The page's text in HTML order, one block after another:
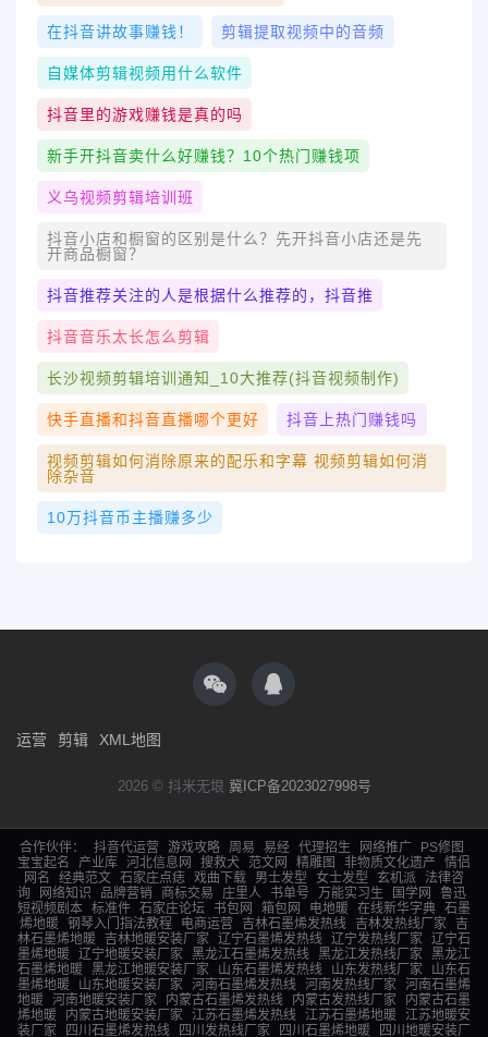
在抖音讲故事赚钱！ 剪辑提取视频中的音频
自媒体剪辑视频用什么软件
抖音里的游戏赚钱是真的吗
新手开抖音卖什么好赚钱？10个热门赚钱项
义乌视频剪辑培训班
抖音小店和橱窗的区别是什么？先开抖音小店还是先
开商品橱窗？
抖音推荐关注的人是根据什么推荐的，抖音推
抖音音乐太长怎么剪辑
长沙视频剪辑培训通知_10大推荐(抖音视频制作)
快手直播和抖音直播哪个更好 抖音上热门赚钱吗
视频剪辑如何消除原来的配乐和字幕 视频剪辑如何消
除杂音
10万抖音币主播赚多少
运营 剪辑 XML地图
2026 © 抖米无垠 冀ICP备2023027998号
合作伙伴： 抖音代运营 游戏攻略 周易 易经 代理招生 网络推广
PS修图
宝宝起名
产业库 河北信息网 搜救犬 范文网 精雕图 非物质文化遗产
情侣
网名
经典范文 石家庄点痣 戏曲下载 男士发型 女士发型 玄机派
法律咨
询
网络知识 品牌营销 商标交易 庄里人 书单号 万能实习生 国学网
鲁迅
短视频剧本 标准件 石家庄论坛 书包网 箱包网 电地暖 在线新华字典 石墨
烯地暖 钢琴入门指法教程 电商运营 吉林石墨烯发热线 吉林发热线厂家
吉
林石墨烯地暖
吉林地暖安装厂家 辽宁石墨烯发热线 辽宁发热线厂家 辽宁石
墨烯地暖 辽宁地暖安装厂家 黑龙江石墨烯发热线 黑龙江发热线厂家 黑龙江
石墨烯地暖 黑龙江地暖安装厂家 山东石墨烯发热线 山东发热线厂家
山东石
墨烯地暖
山东地暖安装厂家 河南石墨烯发热线 河南发热线厂家 河南石墨烯
地暖 河南地暖安装厂家 内蒙古石墨烯发热线 内蒙古发热线厂家
内蒙古石墨
烯地暖
内蒙古地暖安装厂家 江苏石墨烯发热线 江苏石墨烯地暖
江苏地暖安
装厂家
四川石墨烯发热线 四川发热线厂家 四川石墨烯地暖 四川地暖安装厂